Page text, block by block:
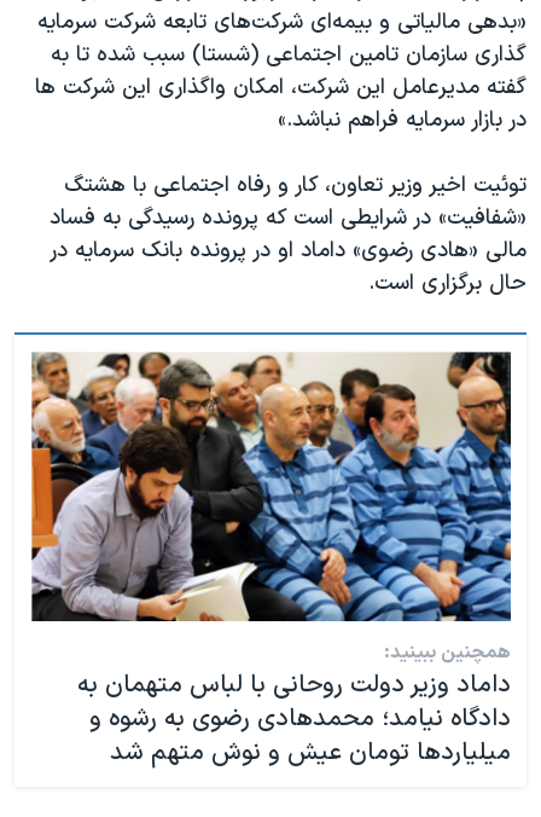
«بدهی مالیاتی و بیمه‌ای شرکت‌های تابعه شركت سرمايه
گذاری سازمان تامين اجتماعی (شستا) سبب شده تا به
گفته مديرعامل اين شركت، امكان واگذاری اين شركت ها
در بازار سرمايه فراهم نباشد.»
توئیت اخیر وزیر تعاون، کار و رفاه اجتماعی با هشتگ
«شفافیت» در شرایطی است که پرونده رسیدگی به فساد
مالی «هادی رضوی» داماد او در پرونده بانک سرمایه در
حال برگزاری است.
همچنین ببینید:
داماد وزیر دولت روحانی با لباس متهمان به
دادگاه نیامد؛ محمدهادی رضوی به رشوه و
میلیاردها تومان عیش و نوش متهم شد